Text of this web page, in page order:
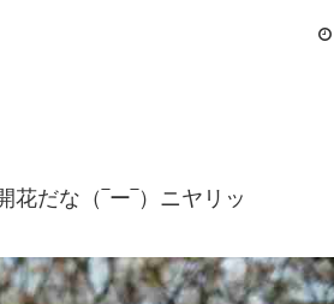
だな（‾ー‾）ニヤリッ